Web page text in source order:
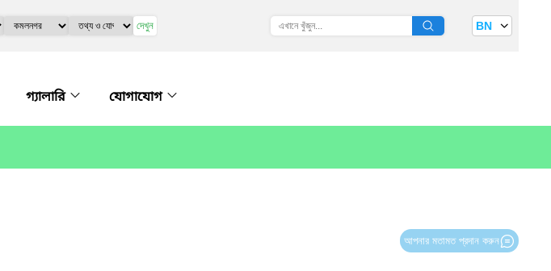
দেখুন BN
গ্যালারি যোগাযোগ
আপনার মতামত প্রদান করুন